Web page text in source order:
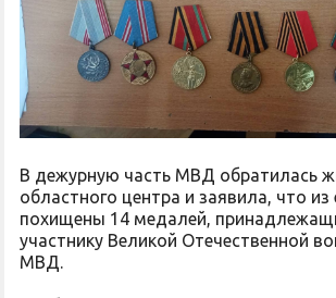
В дежурную часть МВД обратилась
областного центра и заявила, что
похищены 14 медалей,
участнику Великой Отечественной
МВД.